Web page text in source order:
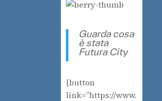
Guarda cosa
è stata
Futura City
[button
link=”https://www.